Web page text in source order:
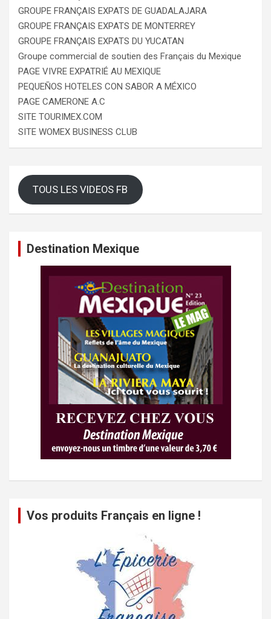
GROUPE FRANÇAIS EXPATS DE GUADALAJARA
GROUPE FRANÇAIS EXPATS DE MONTERREY
GROUPE FRANÇAIS EXPATS DU YUCATAN
Groupe commercial de soutien des Français du Mexique
PAGE VIVRE EXPATRIÉ AU MEXIQUE
PEQUEÑOS HOTELES CON SABOR A MÉXICO
PAGE CAMERONE A.C
SITE TOURIMEX.COM
SITE WOMEX BUSINESS CLUB
TOUS LES VIDEOS FB
Destination Mexique
Vos produits Français en ligne !